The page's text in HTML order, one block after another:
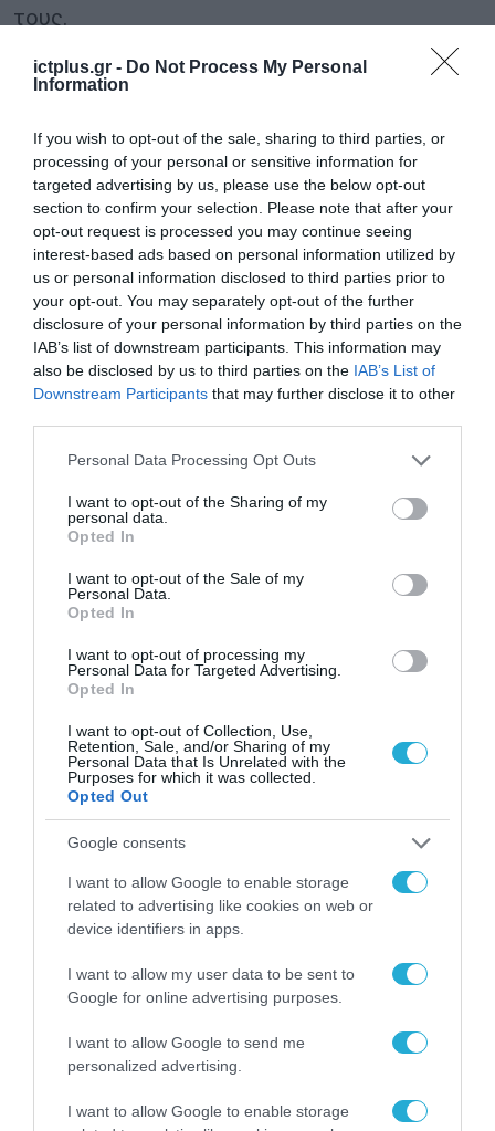
ictplus.gr - Do Not Process My Personal
Information
If you wish to opt-out of the sale, sharing to third parties, or
processing of your personal or sensitive information for
targeted advertising by us, please use the below opt-out
section to confirm your selection. Please note that after your
opt-out request is processed you may continue seeing
interest-based ads based on personal information utilized by
us or personal information disclosed to third parties prior to
your opt-out. You may separately opt-out of the further
disclosure of your personal information by third parties on the
IAB’s list of downstream participants. This information may
also be disclosed by us to third parties on the IAB’s List of
Downstream Participants that may further disclose it to other
Please note that this website/app uses one or more Google
not limited to your visit or usage behaviour. You may click to
grant or deny consent to Google and its third-party tags to
use your data for below specified purposes in below Google
consent section.
Personal Data Processing Opt Outs
I want to opt-out of the Sharing of my
personal data.
Opted In
I want to opt-out of the Sale of my
Personal Data.
Opted In
I want to opt-out of processing my
Personal Data for Targeted Advertising.
Opted In
I want to opt-out of Collection, Use,
Retention, Sale, and/or Sharing of my
Personal Data that Is Unrelated with the
Purposes for which it was collected.
Opted Out
Google consents
I want to allow Google to enable storage
related to advertising like cookies on web or
device identifiers in apps.
I want to allow my user data to be sent to
Google for online advertising purposes.
I want to allow Google to send me
personalized advertising.
I want to allow Google to enable storage
τους.
Σε προηγούμενες προσκλήσεις της
εθνικούς πόρους, με τη ΓΓΕΚ να έχει
διαθέσει ενδεικτικά 500.000 ευρώ για την
πρόσκληση του 2023. Σημειώνεται ότι ο
προϋπολογισμός της ελληνικής συμμετοχής
για το Joint Call 2026 δεν έχει ακόμη
ανακοινωθεί επισήμως.
TAGS: ΓΓΕΚ ΕΥΡΩΠΑΪΚΗ ΕΝΩΣΗ